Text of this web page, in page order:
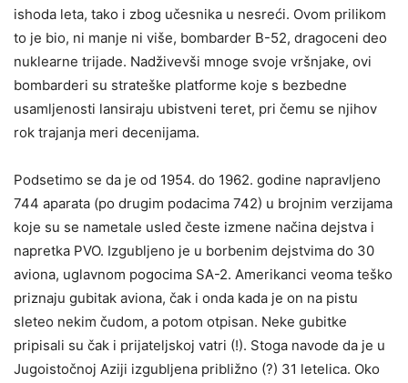
ishoda leta, tako i zbog učesnika u nesreći. Ovom prilikom
to je bio, ni manje ni više, bombarder B-52, dragoceni deo
nuklearne trijade. Nadživevši mnoge svoje vršnjake, ovi
bombarderi su strateške platforme koje s bezbedne
usamljenosti lansiraju ubistveni teret, pri čemu se njihov
rok trajanja meri decenijama.
Podsetimo se da je od 1954. do 1962. godine napravljeno
744 aparata (po drugim podacima 742) u brojnim verzijama
koje su se nametale usled česte izmene načina dejstva i
napretka PVO. Izgubljeno je u borbenim dejstvima do 30
aviona, uglavnom pogocima SA-2. Amerikanci veoma teško
priznaju gubitak aviona, čak i onda kada je on na pistu
sleteo nekim čudom, a potom otpisan. Neke gubitke
pripisali su čak i prijateljskoj vatri (!). Stoga navode da je u
Jugoistočnoj Aziji izgubljena približno (?) 31 letelica. Oko